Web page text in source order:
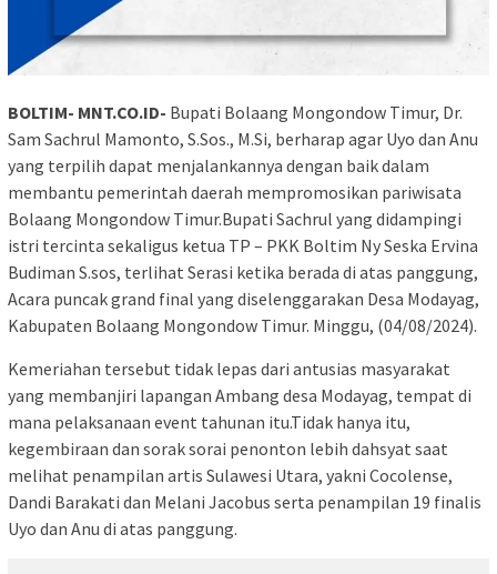
BOLTIM- MNT.CO.ID- Bupati Bolaang Mongondow Timur, Dr.
Sam Sachrul Mamonto, S.Sos., M.Si, berharap agar Uyo dan Anu
yang terpilih dapat menjalankannya dengan baik dalam
membantu pemerintah daerah mempromosikan pariwisata
Bolaang Mongondow Timur.Bupati Sachrul yang didampingi
istri tercinta sekaligus ketua TP – PKK Boltim Ny Seska Ervina
Budiman S.sos, terlihat Serasi ketika berada di atas panggung,
Acara puncak grand final yang diselenggarakan Desa Modayag,
Kabupaten Bolaang Mongondow Timur. Minggu, (04/08/2024).
Kemeriahan tersebut tidak lepas dari antusias masyarakat
yang membanjiri lapangan Ambang desa Modayag, tempat di
mana pelaksanaan event tahunan itu.Tidak hanya itu,
kegembiraan dan sorak sorai penonton lebih dahsyat saat
melihat penampilan artis Sulawesi Utara, yakni Cocolense,
Dandi Barakati dan Melani Jacobus serta penampilan 19 finalis
Uyo dan Anu di atas panggung.